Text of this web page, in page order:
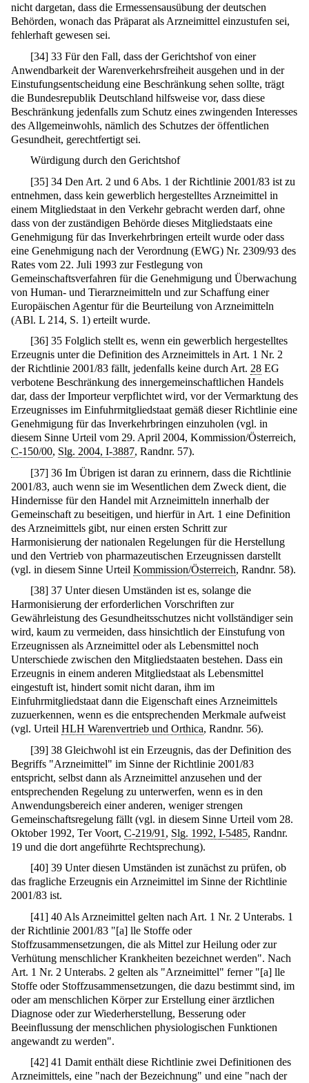
nicht dargetan, dass die Ermessensausübung der deutschen
Behörden, wonach das Präparat als Arzneimittel einzustufen sei,
fehlerhaft gewesen sei.
[34] 33 Für den Fall, dass der Gerichtshof von einer
Anwendbarkeit der Warenverkehrsfreiheit ausgehen und in der
Einstufungsentscheidung eine Beschränkung sehen sollte, trägt
die Bundesrepublik Deutschland hilfsweise vor, dass diese
Beschränkung jedenfalls zum Schutz eines zwingenden Interesses
des Allgemeinwohls, nämlich des Schutzes der öffentlichen
Gesundheit, gerechtfertigt sei.
Würdigung durch den Gerichtshof
[35] 34 Den Art. 2 und 6 Abs. 1 der Richtlinie 2001/83 ist zu
entnehmen, dass kein gewerblich hergestelltes Arzneimittel in
einem Mitgliedstaat in den Verkehr gebracht werden darf, ohne
dass von der zuständigen Behörde dieses Mitgliedstaats eine
Genehmigung für das Inverkehrbringen erteilt wurde oder dass
eine Genehmigung nach der Verordnung (EWG) Nr. 2309/93 des
Rates vom 22. Juli 1993 zur Festlegung von
Gemeinschaftsverfahren für die Genehmigung und Überwachung
von Human- und Tierarzneimitteln und zur Schaffung einer
Europäischen Agentur für die Beurteilung von Arzneimitteln
(ABl. L 214, S. 1) erteilt wurde.
[36] 35 Folglich stellt es, wenn ein gewerblich hergestelltes
Erzeugnis unter die Definition des Arzneimittels in Art. 1 Nr. 2
der Richtlinie 2001/83 fällt, jedenfalls keine durch Art. 28 EG
verbotene Beschränkung des innergemeinschaftlichen Handels
dar, dass der Importeur verpflichtet wird, vor der Vermarktung des
Erzeugnisses im Einfuhrmitgliedstaat gemäß dieser Richtlinie eine
Genehmigung für das Inverkehrbringen einzuholen (vgl. in
diesem Sinne Urteil vom 29. April 2004, Kommission/Österreich,
C-150/00, Slg. 2004, I-3887, Randnr. 57).
[37] 36 Im Übrigen ist daran zu erinnern, dass die Richtlinie
2001/83, auch wenn sie im Wesentlichen dem Zweck dient, die
Hindernisse für den Handel mit Arzneimitteln innerhalb der
Gemeinschaft zu beseitigen, und hierfür in Art. 1 eine Definition
des Arzneimittels gibt, nur einen ersten Schritt zur
Harmonisierung der nationalen Regelungen für die Herstellung
und den Vertrieb von pharmazeutischen Erzeugnissen darstellt
(vgl. in diesem Sinne Urteil Kommission/Österreich, Randnr. 58).
[38] 37 Unter diesen Umständen ist es, solange die
Harmonisierung der erforderlichen Vorschriften zur
Gewährleistung des Gesundheitsschutzes nicht vollständiger sein
wird, kaum zu vermeiden, dass hinsichtlich der Einstufung von
Erzeugnissen als Arzneimittel oder als Lebensmittel noch
Unterschiede zwischen den Mitgliedstaaten bestehen. Dass ein
Erzeugnis in einem anderen Mitgliedstaat als Lebensmittel
eingestuft ist, hindert somit nicht daran, ihm im
Einfuhrmitgliedstaat dann die Eigenschaft eines Arzneimittels
zuzuerkennen, wenn es die entsprechenden Merkmale aufweist
(vgl. Urteil HLH Warenvertrieb und Orthica, Randnr. 56).
[39] 38 Gleichwohl ist ein Erzeugnis, das der Definition des
Begriffs "Arzneimittel" im Sinne der Richtlinie 2001/83
entspricht, selbst dann als Arzneimittel anzusehen und der
entsprechenden Regelung zu unterwerfen, wenn es in den
Anwendungsbereich einer anderen, weniger strengen
Gemeinschaftsregelung fällt (vgl. in diesem Sinne Urteil vom 28.
Oktober 1992, Ter Voort, C-219/91 , Slg. 1992, I-5485, Randnr.
19 und die dort angeführte Rechtsprechung).
[40] 39 Unter diesen Umständen ist zunächst zu prüfen, ob
das fragliche Erzeugnis ein Arzneimittel im Sinne der Richtlinie
2001/83 ist.
[41] 40 Als Arzneimittel gelten nach Art. 1 Nr. 2 Unterabs. 1
der Richtlinie 2001/83 "[a] lle Stoffe oder
Stoffzusammensetzungen, die als Mittel zur Heilung oder zur
Verhütung menschlicher Krankheiten bezeichnet werden". Nach
Art. 1 Nr. 2 Unterabs. 2 gelten als "Arzneimittel" ferner "[a] lle
Stoffe oder Stoffzusammensetzungen, die dazu bestimmt sind, im
oder am menschlichen Körper zur Erstellung einer ärztlichen
Diagnose oder zur Wiederherstellung, Besserung oder
Beeinflussung der menschlichen physiologischen Funktionen
angewandt zu werden".
[42] 41 Damit enthält diese Richtlinie zwei Definitionen des
Arzneimittels, eine "nach der Bezeichnung" und eine "nach der